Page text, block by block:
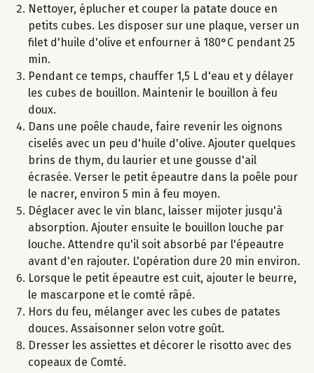
Nettoyer, éplucher et couper la patate douce en
petits cubes. Les disposer sur une plaque, verser un
filet d'huile d'olive et enfourner à 180°C pendant 25
min.
Pendant ce temps, chauffer 1,5 L d'eau et y délayer
les cubes de bouillon. Maintenir le bouillon à feu
doux.
Dans une poêle chaude, faire revenir les oignons
ciselés avec un peu d'huile d'olive. Ajouter quelques
brins de thym, du laurier et une gousse d'ail
écrasée. Verser le petit épeautre dans la poêle pour
le nacrer, environ 5 min à feu moyen.
Déglacer avec le vin blanc, laisser mijoter jusqu'à
absorption. Ajouter ensuite le bouillon louche par
louche. Attendre qu'il soit absorbé par l'épeautre
avant d'en rajouter. L'opération dure 20 min environ.
Lorsque le petit épeautre est cuit, ajouter le beurre,
le mascarpone et le comté râpé.
Hors du feu, mélanger avec les cubes de patates
douces. Assaisonner selon votre goût.
Dresser les assiettes et décorer le risotto avec des
copeaux de Comté.